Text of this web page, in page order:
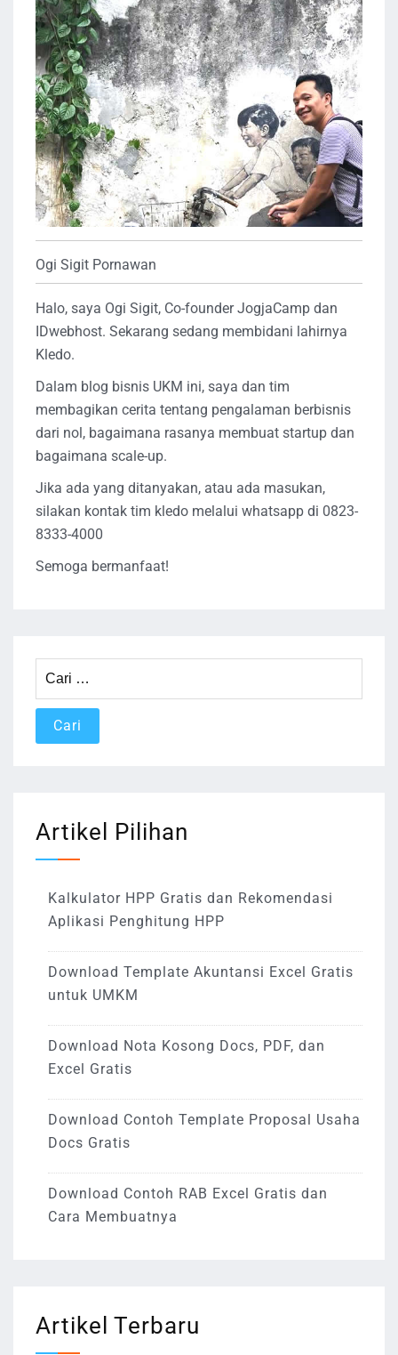
Ogi Sigit Pornawan
Halo, saya Ogi Sigit, Co-founder JogjaCamp dan
IDwebhost. Sekarang sedang membidani lahirnya
Kledo.
Dalam blog bisnis UKM ini, saya dan tim
membagikan cerita tentang pengalaman berbisnis
dari nol, bagaimana rasanya membuat startup dan
bagaimana scale-up.
Jika ada yang ditanyakan, atau ada masukan,
silakan kontak tim kledo melalui whatsapp di 0823-
8333-4000
Semoga bermanfaat!
untuk:
Artikel Pilihan
Kalkulator HPP Gratis dan Rekomendasi
Aplikasi Penghitung HPP
Download Template Akuntansi Excel Gratis
untuk UMKM
Download Nota Kosong Docs, PDF, dan
Excel Gratis
Download Contoh Template Proposal Usaha
Docs Gratis
Download Contoh RAB Excel Gratis dan
Cara Membuatnya
Artikel Terbaru